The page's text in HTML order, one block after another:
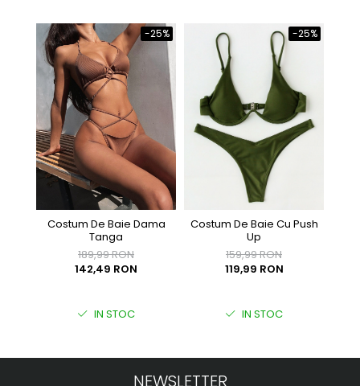
-25%
Costum De Baie Dama
Tanga
189,99 RON
142,49 RON
IN STOC
-25%
Costum De Baie Cu Push
Up
159,99 RON
119,99 RON
IN STOC
NEWSLETTER